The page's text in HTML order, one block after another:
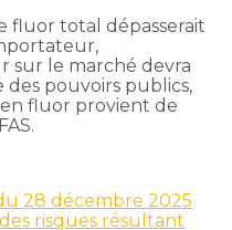
fluor total dépasserait
sur le marché devra
des pouvoirs publics,
fluor provient de
28 décembre 2025
risques résultant